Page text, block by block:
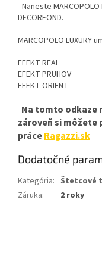
- Naneste
DECORFOND.
MARCOPOLO
EFEKT REAL
EFEKT PRUHOV
EFEKT ORIENT
Na tomto odkaze
zároveň si môžete
práceRagazzi.sk
Dodatočné
Kategória: Štetcové
Záruka: 2 roky